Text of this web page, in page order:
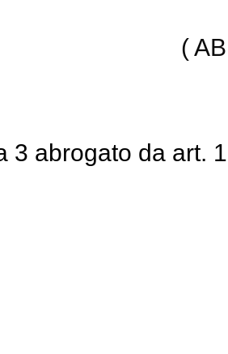
(
3 abrogato da art.